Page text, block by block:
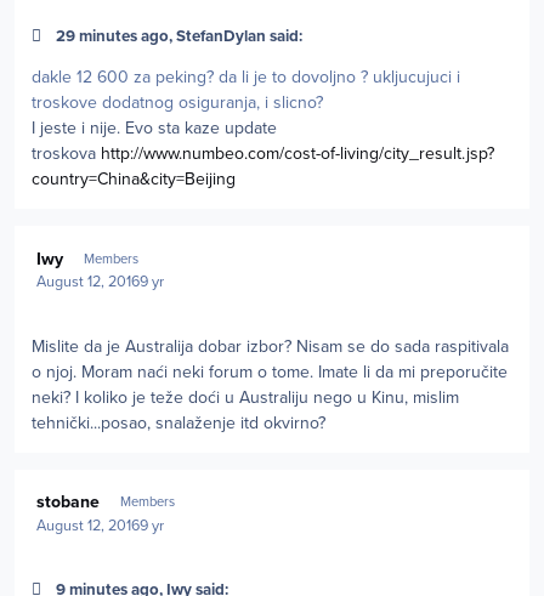
29 minutes ago, StefanDylan said:
dakle 12 600 za peking? da li je to dovoljno ? ukljucujuci i
troskove dodatnog osiguranja, i slicno?
I jeste i nije. Evo sta kaze update
troskova http://www.numbeo.com/cost-of-living/city_result.jsp?
country=China&city=Beijing
Iwy Members
August 12, 20169 yr
Mislite da je Australija dobar izbor? Nisam se do sada raspitivala
o njoj. Moram naći neki forum o tome. Imate li da mi preporučite
neki? I koliko je teže doći u Australiju nego u Kinu, mislim
tehnički...posao, snalaženje itd okvirno?
stobane Members
August 12, 20169 yr
9 minutes ago, Iwy said: